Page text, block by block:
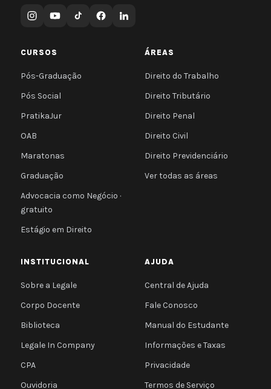
CURSOS
Pós-Graduação
Pós Social
PratikaJur
OAB
Maratonas
Graduação
Advocacia como Negócio ·
gratuito
Estágio em Direito
ÁREAS
Direito do Trabalho
Direito Tributário
Direito Penal
Direito Civil
Direito Previdenciário
Ver todas as áreas
INSTITUCIONAL
Sobre a Legale
Corpo Docente
Biblioteca
Legale In Company
CPA
Ouvidoria
AJUDA
Central de Ajuda
Fale Conosco
Manual do Estudante
Informações e Taxas
Privacidade
Termos de Serviço